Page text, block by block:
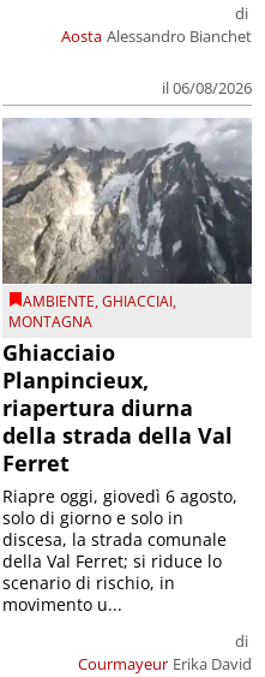
Aosta
di
Alessandro Bianchet
il 06/08/2026
AMBIENTE,GHIACCIAI,
MONTAGNA
Ghiacciaio
Planpincieux,
riapertura diurna
della strada della Val
Ferret
Courmayeur
di
Erika David
Riapre oggi, giovedì 6 agosto,
solo di giorno e solo in
discesa, la strada comunale
della Val Ferret; si riduce lo
scenario di rischio, in
movimento u...